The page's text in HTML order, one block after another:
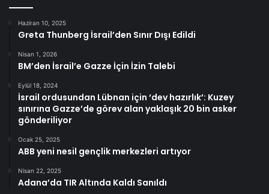
Haziran 10, 2025
Greta Thunberg İsrail’den Sınır Dışı Edildi
Nisan 1, 2026
BM’den İsrail’e Gazze İçin İzin Talebi
Eylül 18, 2024
İsrail ordusundan Lübnan için ‘dev hazırlık’: Kuzey
sınırına Gazze’de görev alan yaklaşık 20 bin asker
gönderiliyor
Ocak 25, 2025
ABB yeni nesil gençlik merkezleri artıyor
Nisan 22, 2025
Adana’da TIR Altında Kaldı Sanıldı